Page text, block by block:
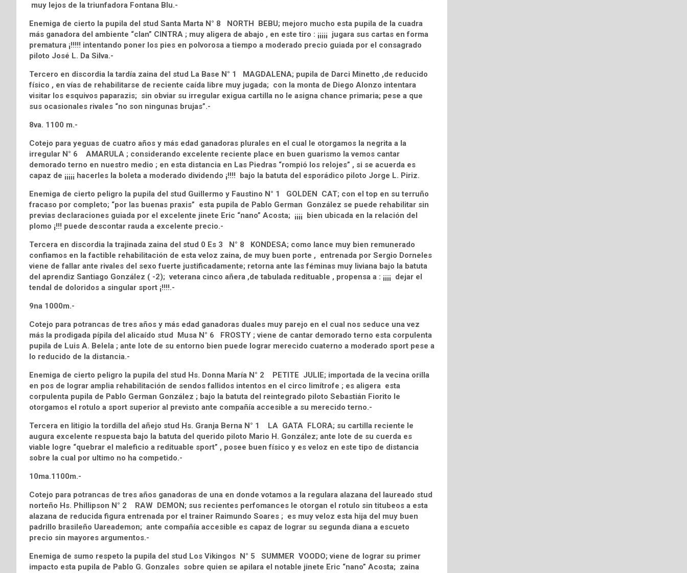
muy lejos de la triunfadora Fontana Blu.-
Enemiga de cierto la pupila del stud Santa Marta N° 8 NORTH BEBU; mejoro mucho esta pupila de la cuadra
más ganadora del ambiente “clan” CINTRA ; muy aligera de abajo , en este tiro : ¡¡¡¡¡ jugara sus cartas en forma
prematura ¡!!!!! intentando poner los pies en polvorosa a tiempo a moderado precio guiada por el consagrado
piloto José L. Da Silva.-
Tercero en discordia la tardía zaina del stud La Base N° 1 MAGDALENA; pupila de Darci Minetto ,de reducido
físico , en vías de rehabilitarse de reciente caída libre muy jugada; con la monta de Diego Alonzo intentara
visitar los esquivos paparazis; sin obviar su irregular exigua cartilla no le asigna chance primaria; pese a que
sus ocasionales rivales “no son ningunas brujas”.-
8va. 1100 m.-
Cotejo para yeguas de cuatro años y más edad ganadoras plurales en el cual le otorgamos la negrita a la
irregular N° 6 AMARULA ; considerando excelente reciente place en buen guarismo la vemos cantar
demorado terno en nuestro medio ; en esta distancia en Las Piedras “rompió los relojes” , si se acuerda es
capaz de ¡¡¡¡¡ hacerles la boleta a moderado dividendo ¡!!!! bajo la batuta del esporádico piloto Jorge L. Piriz.
Enemiga de cierto peligro la pupila del stud Guillermo y Faustino N° 1 GOLDEN CAT; con el top en su terruño
fracaso por completo; “por las buenas praxis” esta pupila de Pablo German González se puede rehabilitar sin
previas declaraciones guiada por el excelente jinete Eric “nano” Acosta; ¡¡¡¡ bien ubicada en la relación del
plomo ¡!!! puede descontar rauda a excelente precio.-
Tercera en discordia la trajinada zaina del stud 0 Es 3 N° 8 KONDESA; como lance muy bien remunerado
confiamos en la factible rehabilitación de esta veloz zaina, de muy buen porte , entrenada por Sergio Dorneles
viene de fallar ante rivales del sexo fuerte justificadamente; retorna ante las féminas muy liviana bajo la batuta
del aprendiz Santiago González ( -2); veterana cinco añera ,de tabulada redituable , propensa a : ¡¡¡¡ dejar el
tendal de doloridos a singular sport ¡!!!!.-
9na 1000m.-
Cotejo para potrancas de tres años y más edad ganadoras duales muy parejo en el cual nos seduce una vez
más la prodigada pípila del alicaído stud Musa N° 6 FROSTY ; viene de cantar demorado terno esta corpulenta
pupila de Luis A. Belela ; ante lote de su entorno bien puede lograr merecido cuaterno a moderado sport pese a
lo reducido de la distancia.-
Enemiga de cierto peligro la pupila del stud Hs. Donna María N° 2 PETITE JULIE; importada de la vecina orilla
en pos de lograr amplia rehabilitación de sendos fallidos intentos en el circo limítrofe ; es aligera esta
corpulenta pupila de Pablo German González ; bajo la batuta del reintegrado piloto Sebastián Fiorito le
otorgamos el rotulo a sport superior al previsto ante compañía accesible a su merecido terno.-
Tercera en litigio la tordilla del añejo stud Hs. Granja Berna N° 1 LA GATA FLORA; su cartilla reciente le
augura excelente respuesta bajo la batuta del querido piloto Mario H. González; ante lote de su cuerda es
viable logre “quebrar el maleficio a redituable sport” , posee buen físico y es veloz en este tipo de distancia
sobre la cual por ultimo no ha competido.-
10ma.1100m.-
Cotejo para potrancas de tres años ganadoras de una en donde votamos a la regulara alazana del laureado stud
norteño Hs. Phillipson N° 2 RAW DEMON; sus recientes perfomances le otorgan el rotulo sin titubeos a esta
alazana de reducida figura entrenada por el trainer Raimundo Soares ; es muy veloz esta hija del muy buen
padrillo brasileño Uareademon; ante compañía accesible es capaz de lograr su segunda diana a escueto
precio sin mayores argumentos.-
Enemiga de sumo respeto la pupila del stud Los Vikingos N° 5 SUMMER VOODO; viene de lograr su primer
impacto esta pupila de Pablo G. Gonzales sobre quien se apilara el notable jinete Eric “nano” Acosta; zaina